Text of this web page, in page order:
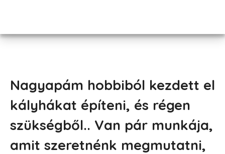
Nagyapám hobbiból kezdett el
kályhákat építeni, és régen
szükségből.. Van pár munkája,
amit szeretnénk megmutatni,